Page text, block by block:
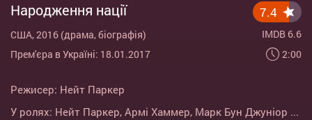
Народження нації
США, 2016 (драма, біографія)
Прем'єра в Україні: 18.01.2017
7.4
IMDB 6.6
2:00
Режисер: Нейт Паркер
У ролях: Нейт Паркер, Армі Хаммер, Марк Бун Джуніор ...